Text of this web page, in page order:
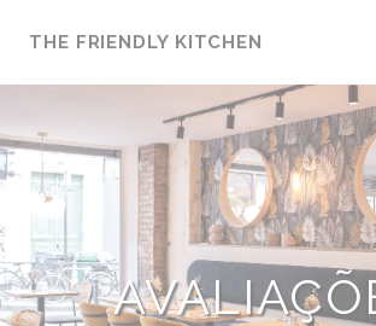
THE FRIENDLY KITCHEN